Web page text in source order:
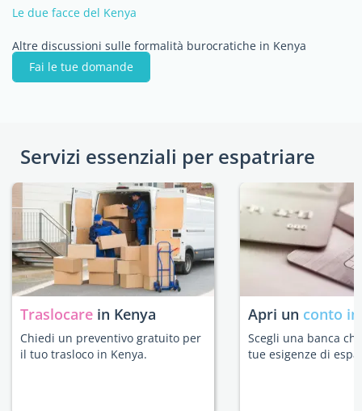
Le due facce del Kenya
Altre discussioni sulle formalità burocratiche in Kenya
Fai le tue domande
Servizi essenziali per espatriare
Traslocare in Kenya
Chiedi un preventivo gratuito per
il tuo trasloco in Kenya.
Apri un conto
Scegli una banca
tue esigenze di